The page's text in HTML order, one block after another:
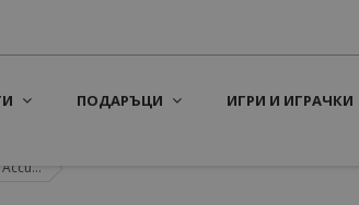
ПОДАРЪЦИ ИГРИ И ИГРАЧКИ